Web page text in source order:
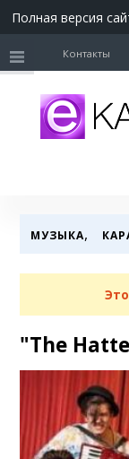
Полная версия
Контакты
МУЗЫКА,
"The